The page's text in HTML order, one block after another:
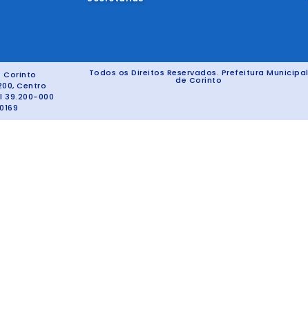
Corinto
Centro
39.200-000
Todos os Direitos Reservados. Prefeitura Municipal
de Corinto